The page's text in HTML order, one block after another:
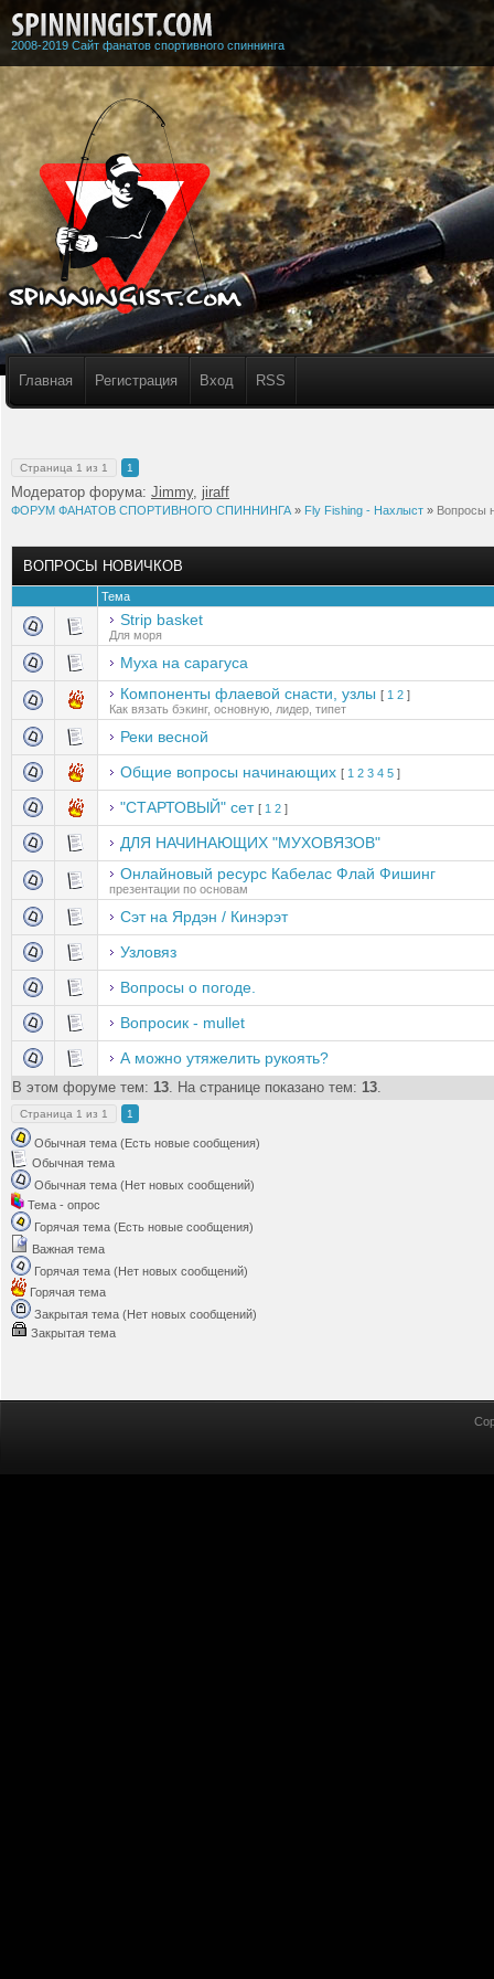
2008-2019 Сайт фанатов спортивного спиннинга
Главная Регистрация Вход RSS
Страница 1 из 1 1
Модератор форума: Jimmy, jiraff
ФОРУМ ФАНАТОВ СПОРТИВНОГО СПИННИНГА » Fly Fishing - Нахлыст » Вопросы
ВОПРОСЫ НОВИЧКОВ
Тема
Strip basket
Для моря
Муха на сарагуса
Компоненты флаевой снасти, узлы [ 1 2 ]
Как вязать бэкинг, основную, лидер, типет
Реки весной
Общие вопросы начинающих [ 1 2 3 4 5 ]
"СТАРТОВЫЙ" сет [ 1 2 ]
ДЛЯ НАЧИНАЮЩИХ "МУХОВЯЗОВ"
Онлайновый ресурс Кабелас Флай Фишинг
презентации по основам
Сэт на Ярдэн / Кинэрэт
Узловяз
Вопросы о погоде.
Вопросик - mullet
А можно утяжелить рукоять?
В этом форуме тем: 13. На странице показано тем: 13.
Страница 1 из 1 1
Обычная тема (Есть новые сообщения)
Обычная тема
Обычная тема (Нет новых сообщений)
Тема - опрос
Горячая тема (Есть новые сообщения)
Важная тема
Горячая тема (Нет новых сообщений)
Горячая тема
Закрытая тема (Нет новых сообщений)
Закрытая тема